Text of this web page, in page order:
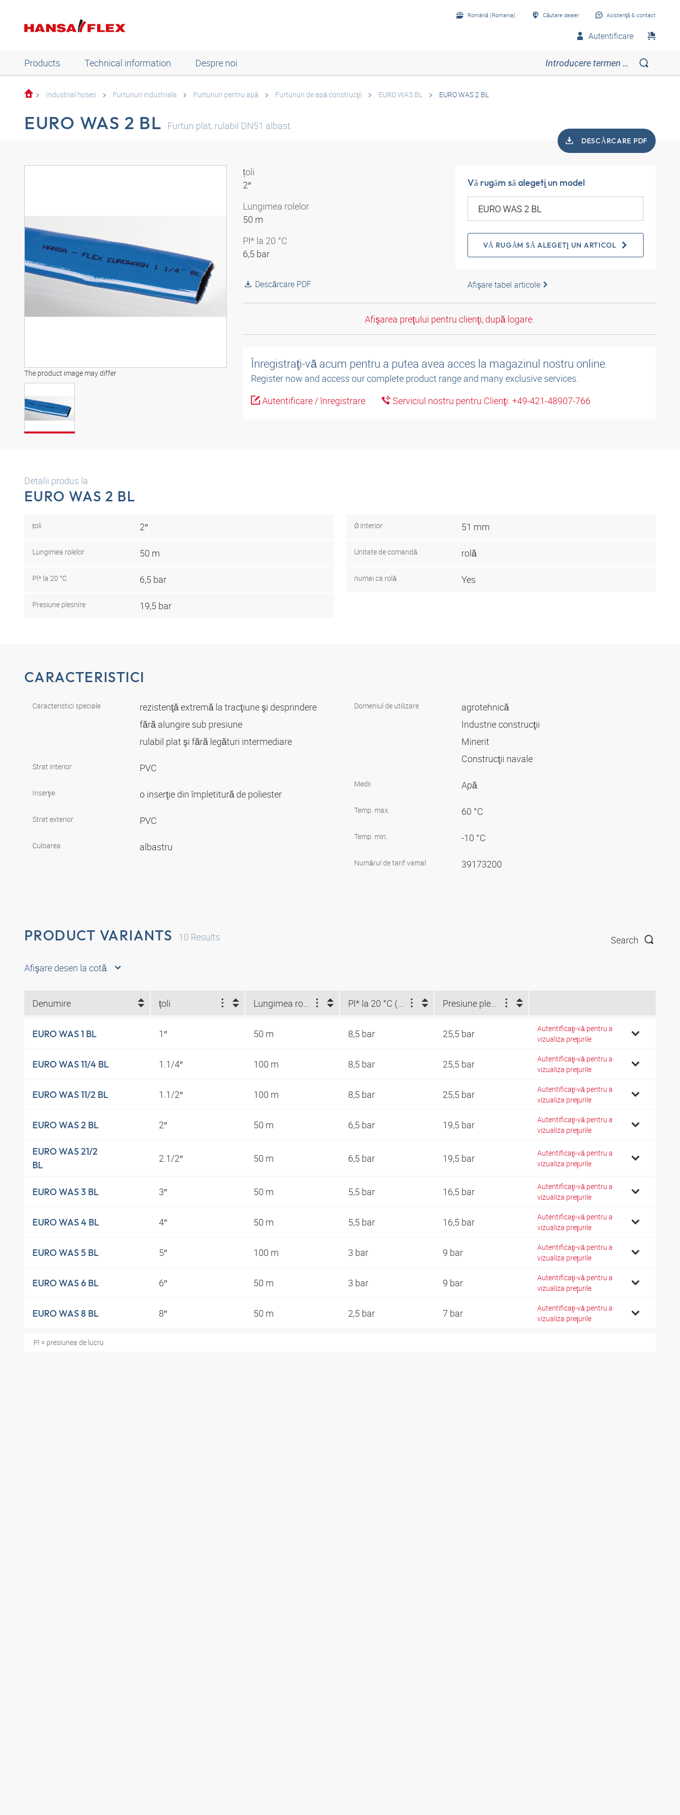
Română (Romania) Căutare dealer Asistenţă & contact
Autentificare
Products Technical information Despre noi
Industrial hoses Furtunuri industriale Furtunuri pentru apă Furtunuri de apă construcţii EURO WAS BL EURO WAS 2 BL
EURO WAS 2 BL Furtun plat, rulabil DN51 albast.
DESCĂRCARE PDF
The product image may differ
țoli
2″
Lungimea rolelor
50 m
Pl* la 20 °C
6,5 bar
Descărcare PDF
Vă rugăm să alegeţi un model
VĂ RUGĂM SĂ ALEGEŢI UN ARTICOL
Afişare tabel articole
Afişarea preţului pentru clienţi, după logare.
Înregistraţi-vă acum pentru a putea avea acces la magazinul nostru online.
Register now and access our complete product range and many exclusive services.
Autentificare / înregistrare
Serviciul nostru pentru Clienţi: +49-421-48907-766
Detalii produs la
EURO WAS 2 BL
țoli 2″
Lungimea rolelor 50 m
Pl* la 20 °C 6,5 bar
Presiune plesnire 19,5 bar
Ø interior 51 mm
Unitate de comandă rolă
numai ca rolă Yes
CARACTERISTICI
Caracteristici speciale
rezistenţă extremă la tracţiune şi desprindere
fără alungire sub presiune
rulabil plat şi fără legături intermediare
Strat interior PVC
Inserţie o inserţie din împletitură de poliester
Strat exterior PVC
Culoarea albastru
Domeniul de utilizare
agrotehnică
Industrie construcţii
Minerit
Construcţii navale
Medii Apă
Temp. max. 60 °C
Temp. min. -10 °C
Numărul de tarif vamal 39173200
PRODUCT VARIANTS 10 Results Search
Afişare desen la cotă
Denumire țoli Lungimea rolelor (m)
EURO WAS 1 BL 1″ 50 m 8,5 bar 25,5 bar
Autentificaţi-vă pentru a
vizualiza preţurile
EURO WAS 11/4 BL 1.1/4″ 100 m 8,5 bar 25,5 bar
Autentificaţi-vă pentru a
vizualiza preţurile
EURO WAS 11/2 BL 1.1/2″ 100 m 8,5 bar 25,5 bar
Autentificaţi-vă pentru a
vizualiza preţurile
EURO WAS 2 BL 2″ 50 m 6,5 bar 19,5 bar
Autentificaţi-vă pentru a
vizualiza preţurile
EURO WAS 21/2
BL
2.1/2″ 50 m 6,5 bar 19,5 bar
Autentificaţi-vă pentru a
vizualiza preţurile
EURO WAS 3 BL 3″ 50 m 5,5 bar 16,5 bar
Autentificaţi-vă pentru a
vizualiza preţurile
EURO WAS 4 BL 4″ 50 m 5,5 bar 16,5 bar
Autentificaţi-vă pentru a
vizualiza preţurile
EURO WAS 5 BL 5″ 100 m 3 bar 9 bar
Autentificaţi-vă pentru a
vizualiza preţurile
EURO WAS 6 BL 6″ 50 m 3 bar 9 bar
Autentificaţi-vă pentru a
vizualiza preţurile
EURO WAS 8 BL 8″ 50 m 2,5 bar 7 bar
Autentificaţi-vă pentru a
vizualiza preţurile
Pl = presiunea de lucru